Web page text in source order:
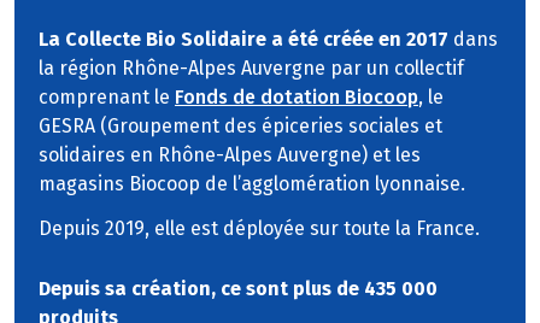
La Collecte Bio Solidaire a été créée en 2017 dans
la région Rhône-Alpes Auvergne par un collectif
comprenant le Fonds de dotation Biocoop, le
GESRA (Groupement des épiceries sociales et
solidaires en Rhône-Alpes Auvergne) et les
magasins Biocoop de l’agglomération lyonnaise.
Depuis 2019, elle est déployée sur toute la France.
Depuis sa création, ce sont plus de 435 000
produits